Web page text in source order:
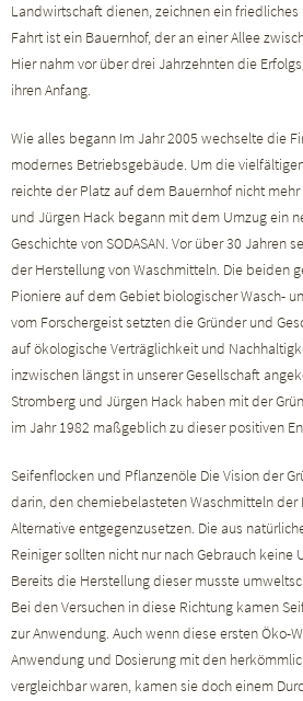
Landwirtschaft dienen, zeichnen ein
Fahrt ist ein Bauernhof, der an einer Allee
Hier nahm vor über drei Jahrzehnten die
ihren Anfang.
Wie alles begann Im Jahr 2005 wechselte die
modernes Betriebsgebäude. Um die
reichte der Platz auf dem Bauernhof nicht
und Jürgen Hack begann mit dem Umzug ein
Geschichte von SODASAN. Vor über 30 Jahren
der Herstellung von Waschmitteln. Die beiden
Pioniere auf dem Gebiet biologischer Wasch-
vom Forschergeist setzten die Gründer und
auf ökologische Verträglichkeit und
inzwischen längst in unserer Gesellschaft
Stromberg und Jürgen Hack haben mit der
im Jahr 1982 maßgeblich zu dieser positiven
Seifenflocken und Pflanzenöle Die Vision der
darin, den chemiebelasteten Waschmitteln
Alternative entgegenzusetzen. Die aus
Reiniger sollten nicht nur nach Gebrauch
Bereits die Herstellung dieser musste
Bei den Versuchen in diese Richtung kamen
zur Anwendung. Auch wenn diese ersten Öko-
Anwendung und Dosierung mit den
vergleichbar waren, kamen sie doch einem